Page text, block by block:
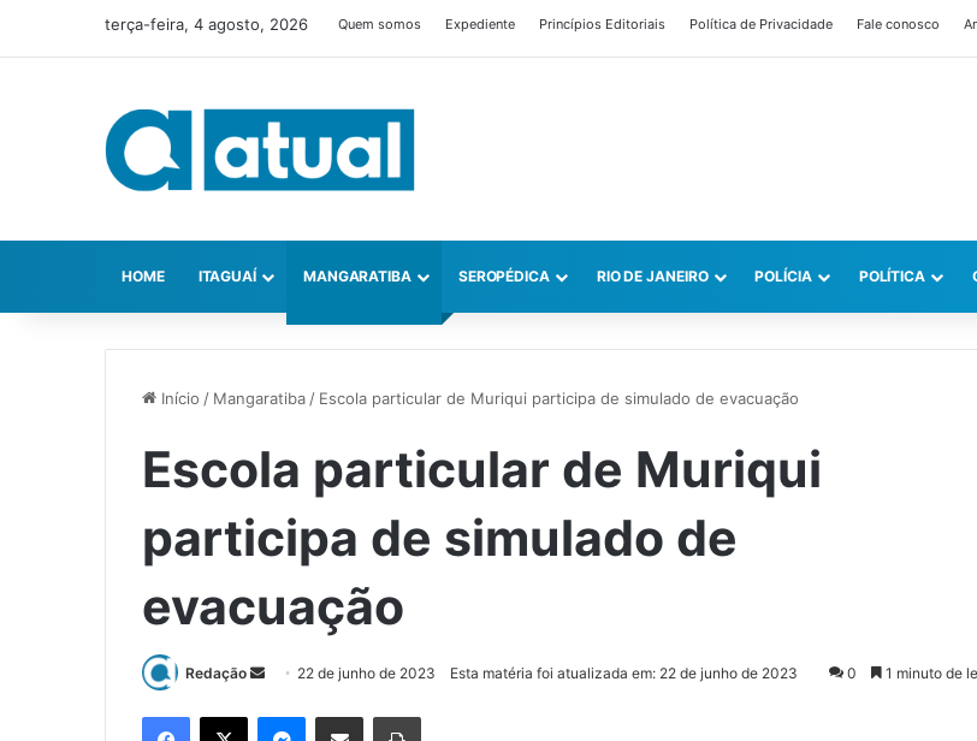
terça-feira, 4 agosto, 2026 Quem somos Expediente Princípios Editoriais Política de Privacidade Fale conosco
HOME ITAGUAÍ MANGARATIBA SEROPÉDICA RIO DE JANEIRO POLÍCIA POLÍTICA
Início / Mangaratiba/ Escola particular de Muriqui participa de simulado de evacuação
Escola particular de Muriqui
participa de simulado de
evacuação
Redação 22 de junho de 2023 Esta matéria foi atualizada em: 22 de junho de 2023 0 1 minuto de